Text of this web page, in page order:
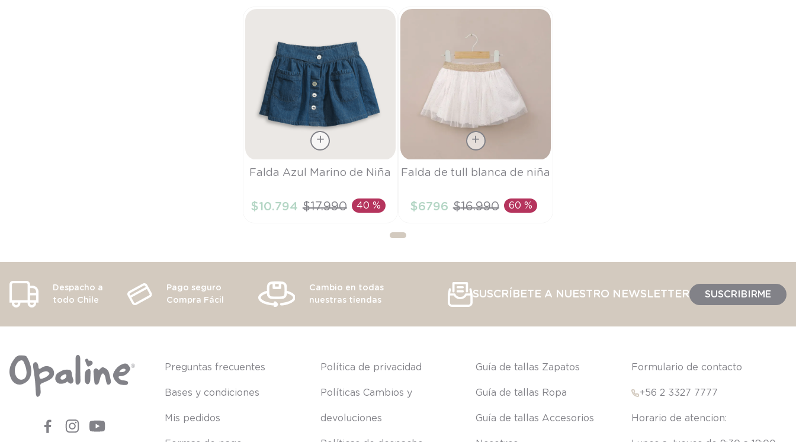
Talla
AÑADIR AL CARRITO
Falda Azul Marino de Niña
$10.794 $17.990 40 %
Talla
AÑADIR AL CARRITO
Falda de tull blanca de niña
$6796 $16.990 60 %
Despacho a
todo Chile
Pago seguro
Compra Fácil
Cambio en todas
nuestras tiendas
SUSCRÍBETE A NUESTRO NEWSLETTER SUSCRIBIRME
Preguntas frecuentes
Bases y condiciones
Mis pedidos
Política de privacidad
Políticas Cambios y
devoluciones
Guía de tallas Zapatos
Guía de tallas Ropa
Guía de tallas Accesorios
Formulario de contacto
+56 2 3327 7777